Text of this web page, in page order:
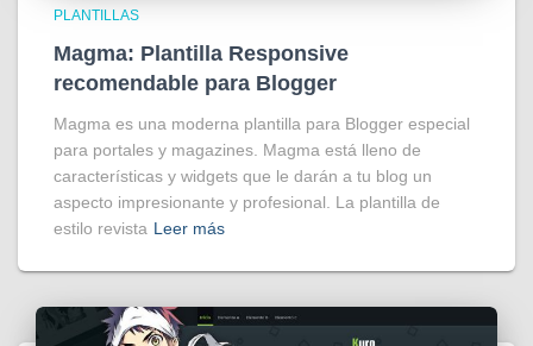
PLANTILLAS
Magma: Plantilla Responsive
recomendable para Blogger
Magma es una moderna plantilla para Blogger especial
para portales y magazines. Magma está lleno de
características y widgets que le darán a tu blog un
aspecto impresionante y profesional. La plantilla de
estilo revista Leer más